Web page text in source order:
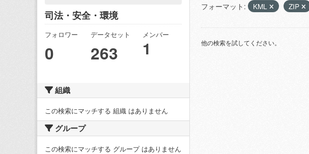
司法・安全・環境
フォロワー
0
データセット
263
メンバー
1
組織
この検索にマッチする 組織 はありません
グループ
この検索にマッチする グループ はありません
フォーマット: KML ZIP
他の検索を試してください。